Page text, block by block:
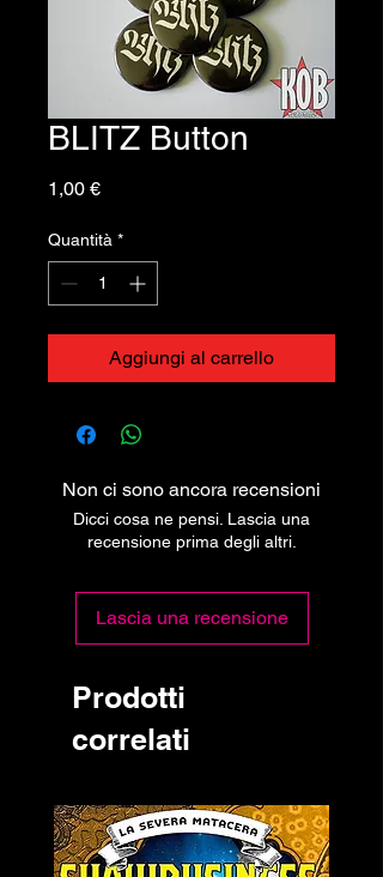
BLITZ Button
1,00 €Prezzo
Quantità *
Aggiungi al carrello
Non ci sono ancora recensioni
Dicci cosa ne pensi. Lascia una
recensione prima degli altri.
Lascia una recensione
Prodotti
correlati